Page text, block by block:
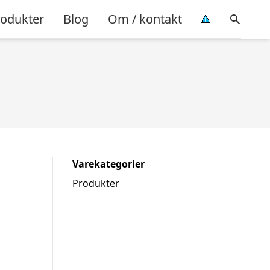
Blog Om / kontakt
Varekategorier
Produkter